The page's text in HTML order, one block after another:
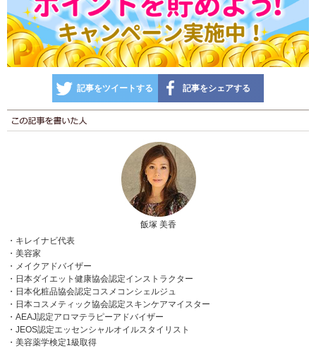
記事をツイートする 記事をシェアする
飯塚 美香
・キレイナビ代表
・美容家
・メイクアドバイザー
・日本ダイエット健康協会認定インストラクター
・日本化粧品協会認定コスメコンシェルジュ
・日本コスメティック協会認定スキンケアマイスター
・AEAJ認定アロマテラピーアドバイザー
・JEOS認定エッセンシャルオイルスタイリスト
・美容薬学検定1級取得